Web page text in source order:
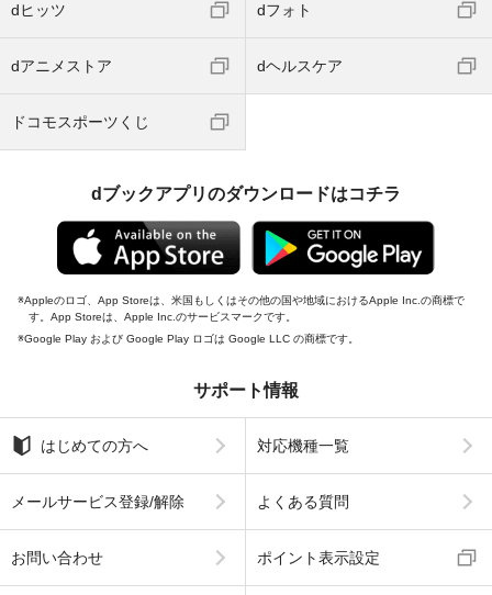
dヒッツ dフォト
dアニメストア dヘルスケア
ドコモスポーツくじ
dブックアプリのダウンロードはコチラ
Appleのロゴ、App Storeは、米国もしくはその他の国や地域におけるApple Inc.の商標で
す。App Storeは、Apple Inc.のサービスマークです。
Google Play および Google Play ロゴは Google LLC の商標です。
サポート情報
はじめての方へ 対応機種一覧
メールサービス登録/解除 よくある質問
お問い合わせ ポイント表示設定